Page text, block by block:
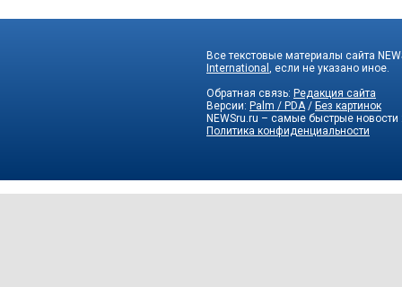
Все текстовые материалы сайта
International
, если не указано иное.
Обратная связь: Редакция сайта
Версии: Palm / PDA / Без картинок
NEWSru.ru – самые быстрые новости
Политика конфиденциальности